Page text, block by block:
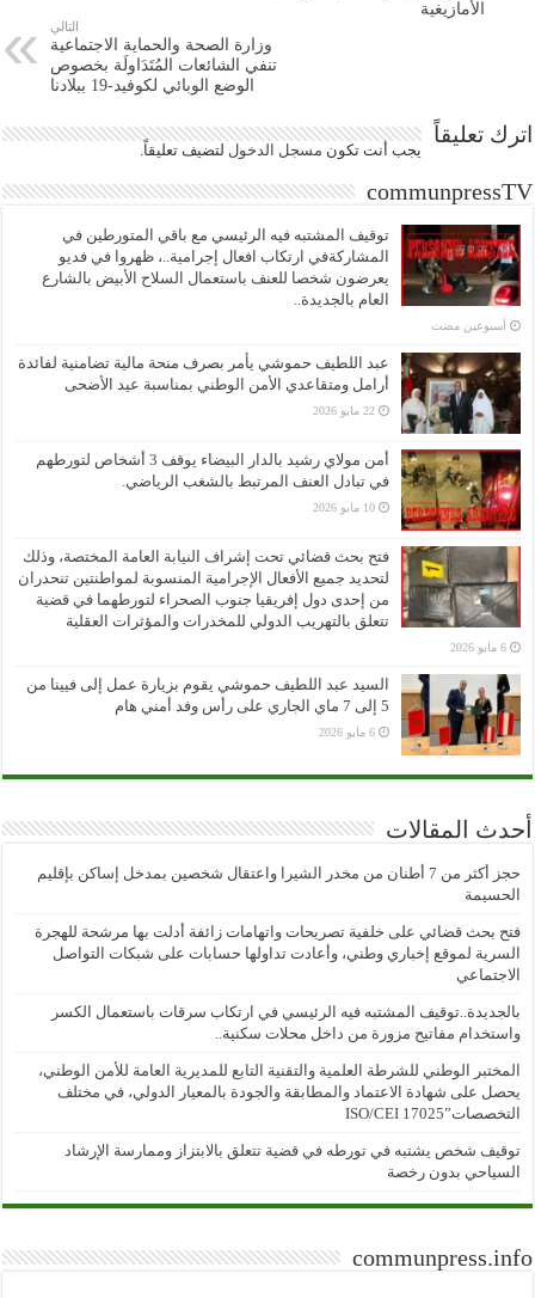
الأمازيغية
التالي
وزارة الصحة والحماية الاجتماعية
تنفي الشائعات المُتَدَاولَة بخصوص
الوضع الوبائي لكوفيد-19 ببلادنا
اترك تعليقاً
يجب أنت تكون مسجل الدخول لتضيف تعليقاً.
communpressTV
توقيف المشتبه فيه الرئيسي مع باقي المتورطين في
المشاركةفي ارتكاب افعال إجرامية..، ظهروا في فديو
يعرضون شخصا للعنف باستعمال السلاح الأبيض بالشارع
العام بالجديدة..
‏أسبوعين مضت
عبد اللطيف حموشي يأمر بصرف منحة مالية تضامنية لفائدة
أرامل ومتقاعدي الأمن الوطني بمناسبة عيد الأضحى
22 مايو 2026
أمن مولاي رشيد بالدار البيضاء يوقف 3 أشخاص لتورطهم
في تبادل العنف المرتبط بالشغب الرياضي.
10 مايو 2026
فتح بحث قضائي تحت إشراف النيابة العامة المختصة، وذلك
لتحديد جميع الأفعال الإجرامية المنسوبة لمواطنتين تنحدران
من إحدى دول إفريقيا جنوب الصحراء لتورطهما في قضية
تتعلق بالتهريب الدولي للمخدرات والمؤثرات العقلية
6 مايو 2026
السيد عبد اللطيف حموشي يقوم بزيارة عمل إلى فيينا من
5 إلى 7 ماي الجاري على رأس وفد أمني هام
6 مايو 2026
أحدث المقالات
حجز أكثر من 7 أطنان من مخدر الشيرا واعتقال شخصين بمدخل إساكن بإقليم
الحسيمة
فتح بحث قضائي على خلفية تصريحات واتهامات زائفة أدلت بها مرشحة للهجرة
السرية لموقع إخباري وطني، وأعادت تداولها حسابات على شبكات التواصل
الاجتماعي
بالجديدة..توقيف المشتبه فيه الرئيسي في ارتكاب سرقات باستعمال الكسر
واستخدام مفاتيح مزورة من داخل محلات سكنية..
المختبر الوطني للشرطة العلمية والتقنية التابع للمديرية العامة للأمن الوطني،
يحصل على شهادة الاعتماد والمطابقة والجودة بالمعيار الدولي، في مختلف
التخصصات”ISO/CEI 17025
توقيف شخص يشتبه في تورطه في قضية تتعلق بالابتزاز وممارسة الإرشاد
السياحي بدون رخصة
communpress.info